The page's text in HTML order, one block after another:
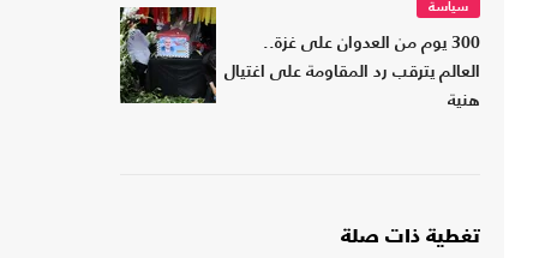
سياسة
300 يوم من العدوان على غزة..
العالم يترقب رد المقاومة على اغتيال
هنية
تغطية ذات صلة